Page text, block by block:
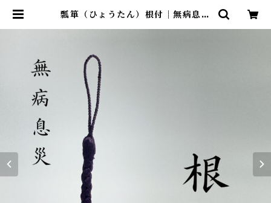
瓢箪（ひょうたん）根付｜無病息災